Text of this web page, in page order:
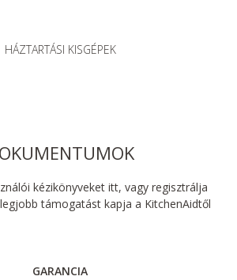
HÁZTARTÁSI KISGÉPEK
kézikönyveket itt, vagy regisztrálja
támogatást kapja a KitchenAidtől
GARANCIA